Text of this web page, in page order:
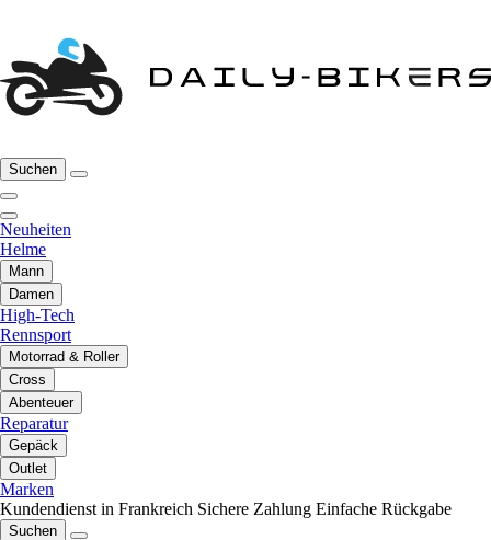
Suchen
Neuheiten
Helme
Mann
Damen
High-Tech
Rennsport
Motorrad & Roller
Cross
Abenteuer
Reparatur
Gepäck
Outlet
Marken
Kundendienst in Frankreich Sichere Zahlung Einfache Rückgabe
Suchen